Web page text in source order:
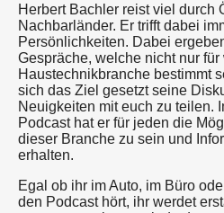
Herbert Bachler reist viel durch
Nachbarländer. Er trifft dabei
Persönlichkeiten. Dabei
Gespräche, welche nicht nur
Haustechnikbranche bestimmt
sich das Ziel gesetzt seine
Neuigkeiten mit euch zu teilen.
Podcast hat er für jeden die
dieser Branche zu sein und
erhalten.
Egal ob ihr im Auto, im Büro
den Podcast hört, ihr werdet